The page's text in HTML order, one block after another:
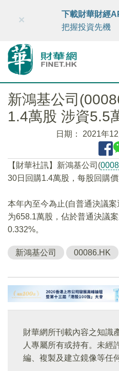
財華智庫網 FINTV
×
下載財華財經
把握投資先機
新鴻基公司
1.4萬股 涉資5.5
日期： 2021年
【財華社訊】新鴻基公司(
30日回購1.4萬股，每股回購
本年內至今為止(自普通決議
为658.1萬股，佔於普通決議
0.332%。
新鴻基公司 00086.HK
財華網所刊載內容之知識
人專屬所有或持有。未經
編、複製及建立鏡像等任